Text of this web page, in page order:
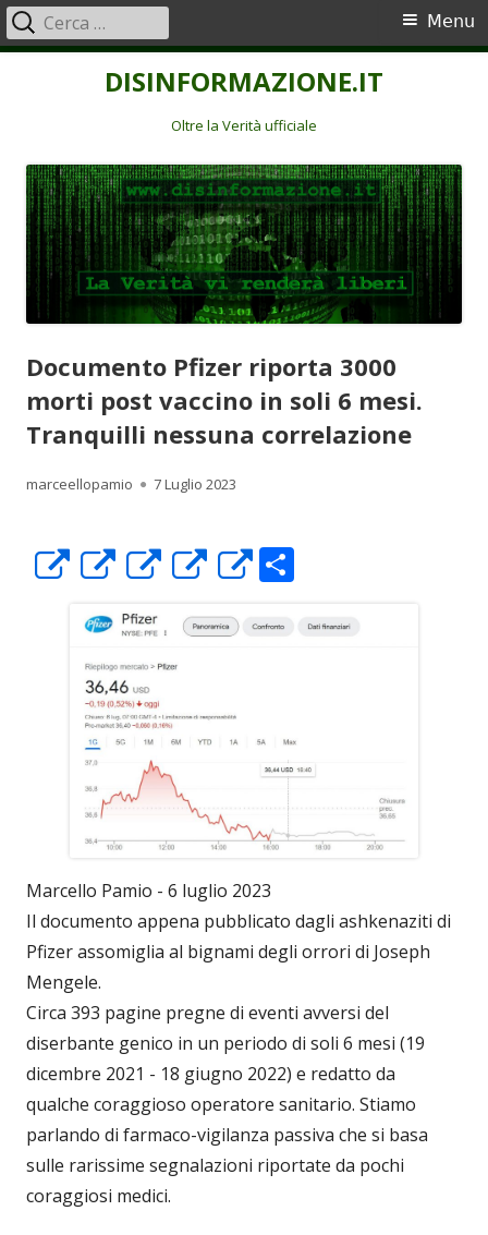
DISINFORMAZIONE.IT
Oltre la Verità ufficiale
Menu
principale
Menu
Ricerca
per:
Documento Pfizer riporta 3000
morti post vaccino in soli 6 mesi.
Tranquilli nessuna correlazione
Autore
marceellopamio Pubblicato
7 Luglio 2023
Apre
una
nuova
finestra
Apre
una
nuova
finestra
Apre
una
nuova
finestra
Apre
una
finestra
Apre
unan
di
Marcello Pamio - 6 luglio 2023
Il documento appena pubblicato dagli ashkenaziti di
Pfizer assomiglia al bignami degli orrori di Joseph
Mengele.
Circa 393 pagine pregne di eventi avversi del
diserbante genico in un periodo di soli 6 mesi (19
dicembre 2021 - 18 giugno 2022) e redatto da
qualche coraggioso operatore sanitario. Stiamo
parlando di farmaco-vigilanza passiva che si basa
sulle rarissime segnalazioni riportate da pochi
coraggiosi medici.